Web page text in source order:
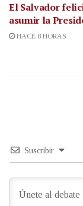
El Salvador
asumir la
HACE 8 HORAS
Suscribir